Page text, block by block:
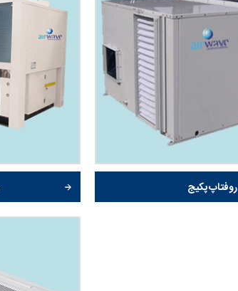
روفتاپ پکیج